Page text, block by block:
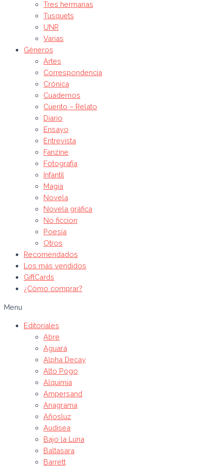
Tres hermanas
Tusquets
UNR
Varias
Géneros
Artes
Correspondencia
Crónica
Cuadernos
Cuento – Relato
Diario
Ensayo
Entrevista
Fanzine
Fotografía
Infantil
Magia
Novela
Novela gráfica
No ficcion
Poesía
Otros
Recomendados
Los más vendidos
GiftCards
¿Cómo comprar?
Menu
Editoriales
Abre
Aguará
Alpha Decay
Alto Pogo
Alquimia
Ampersand
Anagrama
Añosluz
Audisea
Bajo la Luna
Baltasara
Barrett